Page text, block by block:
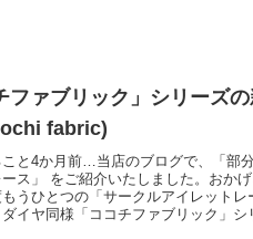
ファブリック」シリーズ
fabric)
と4か月前…当店のブログで、「部
ス」 をご紹介いたしました。おか
うひとつの「サークルアイレット
イヤ同様「ココチファブリック」